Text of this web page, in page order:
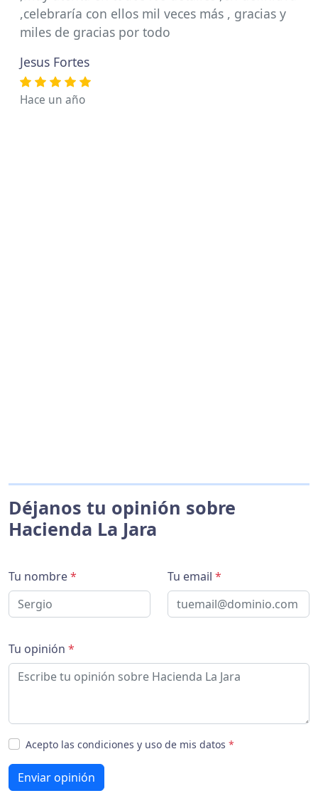
,celebraría con ellos mil veces más , gracias y
miles de gracias por todo
Jesus Fortes
Hace un año
Déjanos tu opinión sobre
Hacienda La Jara
Tu nombre* Tu email *
Tu opinión *
Acepto las condiciones y uso de mis datos *
Enviar opinión